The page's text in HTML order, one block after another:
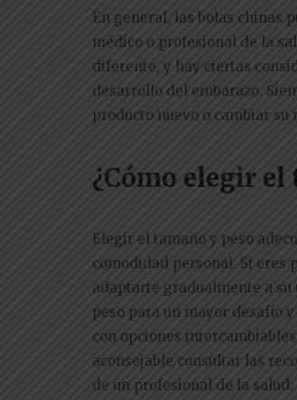
En general, las bolas chinas
médico o profesional de la
diferente, y hay ciertas
desarrollo del embarazo.
producto nuevo o cambiar
¿Cómo elegir el
Elegir el tamaño y peso
comodidad personal. Si eres
adaptarte gradualmente a su
peso para un mayor desafío
con opciones
aconsejable consultar las
de un profesional de la salud.